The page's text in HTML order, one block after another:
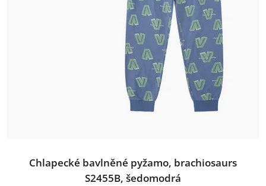
Chlapecké bavlněné pyžamo, brachiosaurs
S2455B, šedomodrá